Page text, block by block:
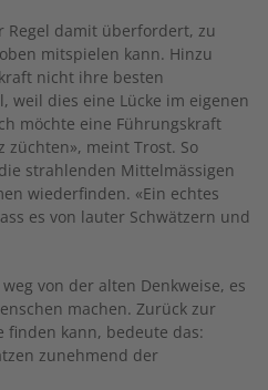
Regel damit überfordert, zu
mitspielen kann. Hinzu
nicht ihre besten
weil dies eine Lücke im eigenen
möchte eine Führungskraft
meint Trost. So
strahlenden Mittelmässigen
wiederfinden. «Ein echtes
es von lauter Schwätzern und
von der alten Denkweise, es
machen. Zurück zur
finden kann, bedeute das:
zunehmend der